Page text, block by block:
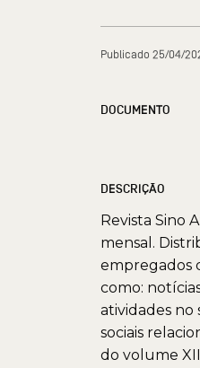
Publicado 25/04/
DOCUMENTO
DESCRIÇÃO
Revista Sino
mensal.
empregados
como:
atividades no
sociais
do volume